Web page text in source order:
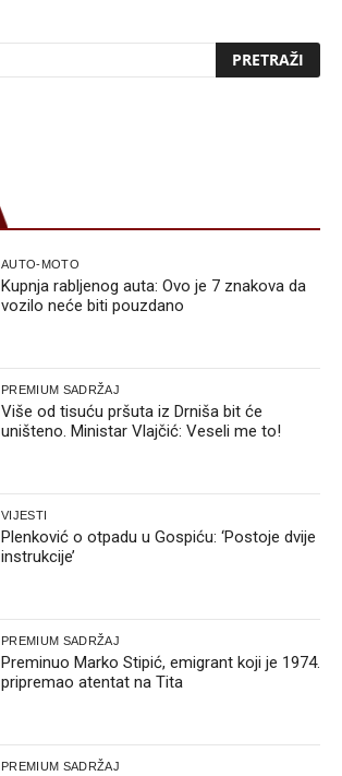
AUTO-MOTO
Kupnja rabljenog auta: Ovo je 7 znakova da
vozilo neće biti pouzdano
PREMIUM SADRŽAJ
Više od tisuću pršuta iz Drniša bit će
uništeno. Ministar Vlajčić: Veseli me to!
VIJESTI
Plenković o otpadu u Gospiću: ‘Postoje dvije
instrukcije’
PREMIUM SADRŽAJ
Preminuo Marko Stipić, emigrant koji je 1974.
pripremao atentat na Tita
PREMIUM SADRŽAJ